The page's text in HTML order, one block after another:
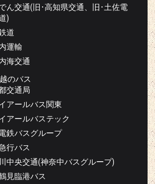
ん交通(旧･高知県交通、旧･土佐電
)
道
運輸
海交通
のバス
交通局
アールバス関東
アールバステック
鉄バスグループ
行バス
中央交通(神奈中バスグループ)
見臨港バス